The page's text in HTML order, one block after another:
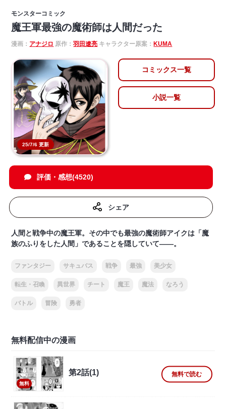
モンスターコミック
魔王軍最強の魔術師は人間だった
漫画： アナジロ 原作：羽田遼亮 キャラクター原案： KUMA
25/7/6 更新
コミックス一覧
小説一覧
評価・感想(4520)
シェア
人間と戦争中の魔王軍。その中でも最強の魔術師アイクは「魔
族のふりをした人間」であることを隠していて——。
ファンタジー サキュバス 戦争 最強 美少女
転生・召喚 異世界 チート 魔王 魔法 なろう
バトル 冒険 勇者
無料配信中の漫画
無料
第2話(1) 無料で読む